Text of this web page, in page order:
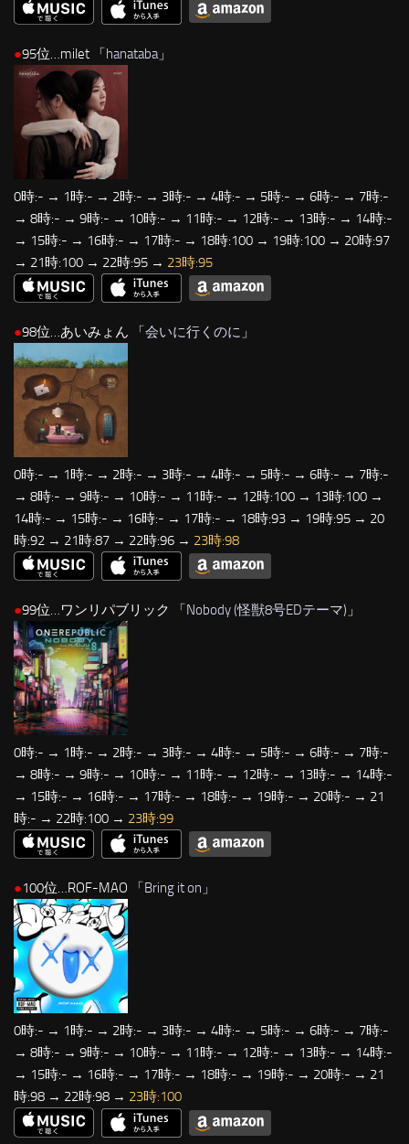
●95位…milet 「hanataba」
0時:- → 1時:- → 2時:- → 3時:- → 4時:- → 5時:- → 6時:- → 7時:-
→ 8時:- → 9時:- → 10時:- → 11時:- → 12時:- → 13時:- → 14時:-
→ 15時:- → 16時:- → 17時:- → 18時:100 → 19時:100 → 20時:97
→ 21時:100 → 22時:95 → 23時:95
●98位…あいみょん 「会いに行くのに 」
0時:- → 1時:- → 2時:- → 3時:- → 4時:- → 5時:- → 6時:- → 7時:-
→ 8時:- → 9時:- → 10時:- → 11時:- → 12時:100 → 13時:100 →
14時:- → 15時:- → 16時:- → 17時:- → 18時:93 → 19時:95 → 20
時:92 → 21時:87 → 22時:96 → 23時:98
●99位…ワンリパブリック 「Nobody (怪獣8号EDテーマ) 」
0時:- → 1時:- → 2時:- → 3時:- → 4時:- → 5時:- → 6時:- → 7時:-
→ 8時:- → 9時:- → 10時:- → 11時:- → 12時:- → 13時:- → 14時:-
→ 15時:- → 16時:- → 17時:- → 18時:- → 19時:- → 20時:- → 21
時:- → 22時:100 → 23時:99
●100位…ROF-MAO 「 Bring it on 」
0時:- → 1時:- → 2時:- → 3時:- → 4時:- → 5時:- → 6時:- → 7時:-
→ 8時:- → 9時:- → 10時:- → 11時:- → 12時:- → 13時:- → 14時:-
→ 15時:- → 16時:- → 17時:- → 18時:- → 19時:- → 20時:- → 21
時:98 → 22時:98 → 23時:100